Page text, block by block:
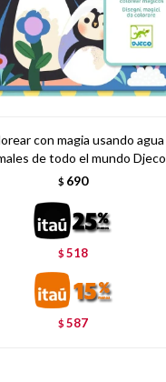
con magia usando agua
de todo el mundo Djeco
$ 690
$518
$587